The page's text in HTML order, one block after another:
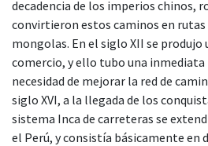
decadencia de los imperios chinos,
convirtieron estos caminos en rutas
mongolas. En el siglo XII se produjo
comercio, y ello tubo una inmediata
necesidad de mejorar la red de
siglo XVI, a la llegada de los
sistema Inca de carreteras se
el Perú, y consistía básicamente en